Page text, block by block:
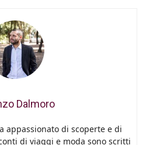
Dalmoro
appassionato di scoperte e di
di viaggi e moda sono scritti